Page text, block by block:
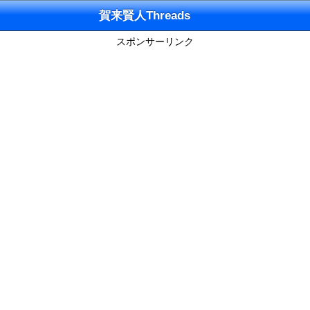
賀来賢人Threads
スポンサーリンク